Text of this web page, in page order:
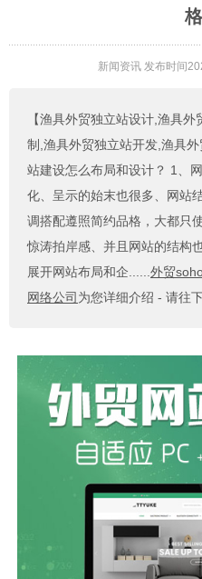
新闻资讯发布时间
【渔具外贸独立站设计,渔具
制,渔具外贸独立站开发,渔具外
站建设怎么布局和设计？ 1、
化、呈示的始末也很多、网站
调搭配遵照简约品格，大都只
惊涛拍岸感、并且网站的结构
展开网站布局和企......外贸
网络公司 为您详细介绍 - 请往下